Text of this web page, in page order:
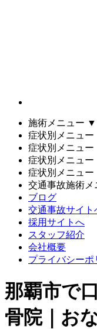
施術メニュー ▼
症状別メニュー
症状別メニュー
症状別メニュー
症状別メニュー
交通事故施術メ
ブログ
交通事故サイト
採用サイトへ
スタッフ紹介
会社概要
プライバシーポ
那覇市で
骨院｜お